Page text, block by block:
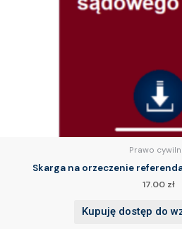
Prawo
Skarga na orzeczenie
17.00 zł
Kupuję dostęp do